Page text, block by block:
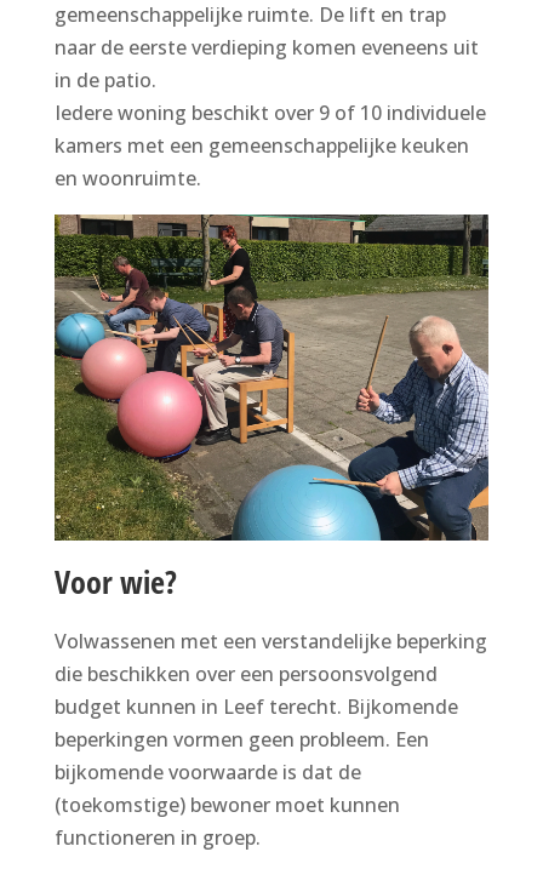
gemeenschappelijke ruimte. De lift en trap
naar de eerste verdieping komen eveneens uit
in de patio.
Iedere woning beschikt over 9 of 10 individuele
kamers met een gemeenschappelijke keuken
en woonruimte.
Voor wie?
Volwassenen met een verstandelijke beperking
die beschikken over een persoonsvolgend
budget kunnen in Leef terecht. Bijkomende
beperkingen vormen geen probleem. Een
bijkomende voorwaarde is dat de
(toekomstige) bewoner moet kunnen
functioneren in groep.